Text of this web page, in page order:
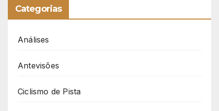
Categorias
Análises
Antevisões
Ciclismo de Pista